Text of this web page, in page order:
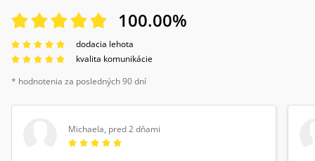
100.00%
dodacia lehota
kvalita komunikácie
* hodnotenia za posledných 90 dní
Michaela, pred 2 dňami